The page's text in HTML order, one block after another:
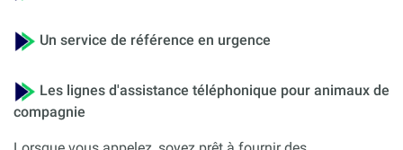
Un service de référence en urgence
Les lignes d'assistance téléphonique pour animaux de
compagnie